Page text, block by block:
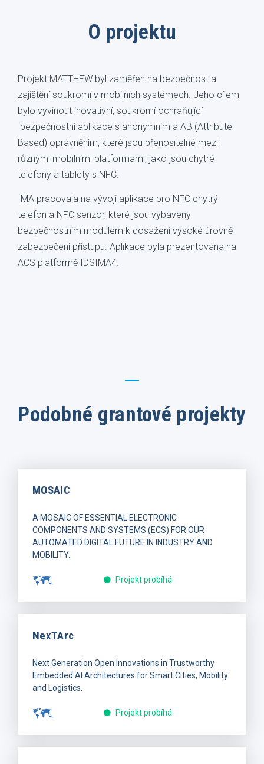
O projektu
Projekt MATTHEW byl zaměřen na bezpečnost a
zajištění soukromí v mobilních systémech. Jeho cílem
bylo vyvinout inovativní, soukromí ochraňující
bezpečnostní aplikace s anonymním a AB (Attribute
Based) oprávněním, které jsou přenositelné mezi
různými mobilními platformami, jako jsou chytré
telefony a tablety s NFC.
IMA pracovala na vývoji aplikace pro NFC chytrý
telefon a NFC senzor, které jsou vybaveny
bezpečnostním modulem k dosažení vysoké úrovně
zabezpečení přístupu. Aplikace byla prezentována na
ACS platformě IDSIMA4.
Podobné grantové projekty
MOSAIC
A MOSAIC OF ESSENTIAL ELECTRONIC
COMPONENTS AND SYSTEMS (ECS) FOR OUR
AUTOMATED DIGITAL FUTURE IN INDUSTRY AND
MOBILITY.
Projekt probíhá
NexTArc
Next Generation Open Innovations in Trustworthy
Embedded AI Architectures for Smart Cities, Mobility
and Logistics.
Projekt probíhá